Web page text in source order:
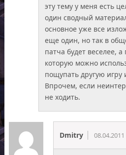
эту тему у меня есть
один сводный
основное уже все
еще один, но так в
патча будет веселее, а
которую можно
пощупать другую игру
Впрочем, если
не ходить.
Dmitry 08.04.2011